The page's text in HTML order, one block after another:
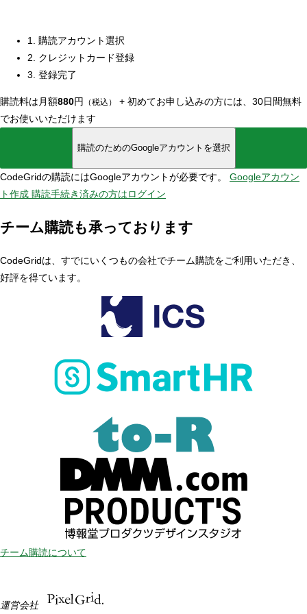
1. 購読アカウント選択
2. クレジットカード登録
3. 登録完了
購読料は月額880円 （税込） + 初めてお申し込みの方には、30日間無料
でお使いいただけます
購読のためのGoogleアカウントを選択
CodeGridの購読にはGoogleアカウントが必要です。 Googleアカウン
ト作成 購読手続き済みの方はログイン
チーム購読も承っております
CodeGridは、すでにいくつもの会社でチーム購読をご利用いただき、
好評を得ています。
チーム購読について
運営会社